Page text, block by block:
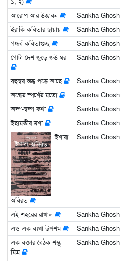
আরোপ আর উদ্ভাবন
Sankha Ghosh
ইরাকি কবিতার ছায়ায়
Sankha Ghosh
গন্ধর্ব কবিতাগুচ্ছ
Sankha Ghosh
গোটা দেশ জুড়ে জউ ঘর
Sankha Ghosh
বহুস্বর স্তব্ধ পড়ে আছে Sankha Ghosh
অন্ধের স্পর্শের মতো
Sankha Ghosh
অল্প-স্বল্প কথা
Sankha Ghosh
ইছামতীর মশা
Sankha Ghosh
ইশারা
অবিরত
Sankha Ghosh
এই শহরের রাখাল Sankha Ghosh
এও এক ব্যথা উপশম
Sankha Ghosh
এক বক্তার বৈঠক-শম্ভু
মিত্র
Sankha Ghosh